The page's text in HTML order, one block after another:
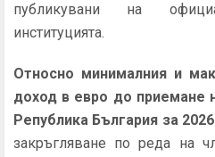
публикувани на
институцията.
Относно минималния и
доход в евро до приемане
Република България за 2026
закръгляване по реда на